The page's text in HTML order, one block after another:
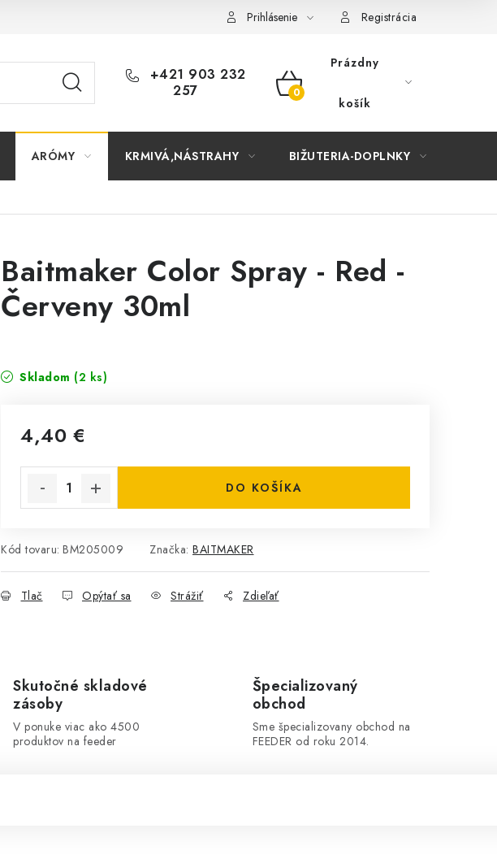
Prihlásenie Registrácia
+421 903 232
257
NÁKUPNÝ
Prázdny
košík
ARÓMY KRMIVÁ,NÁSTRAHY BIŽUTERIA-DOPLNKY
Baitmaker Color Spray - Red -
Červeny 30ml
Skladom (2 ks)
4,40 €
DO KOŠÍKA
Kód tovaru: BM205009 Značka: BAITMAKER
Tlač Opýtať sa Strážiť Zdieľať
Skutočné skladové
zásoby
V ponuke viac ako 4500
produktov na feeder
Špecializovaný
obchod
Sme špecializovany obchod na
FEEDER od roku 2014.